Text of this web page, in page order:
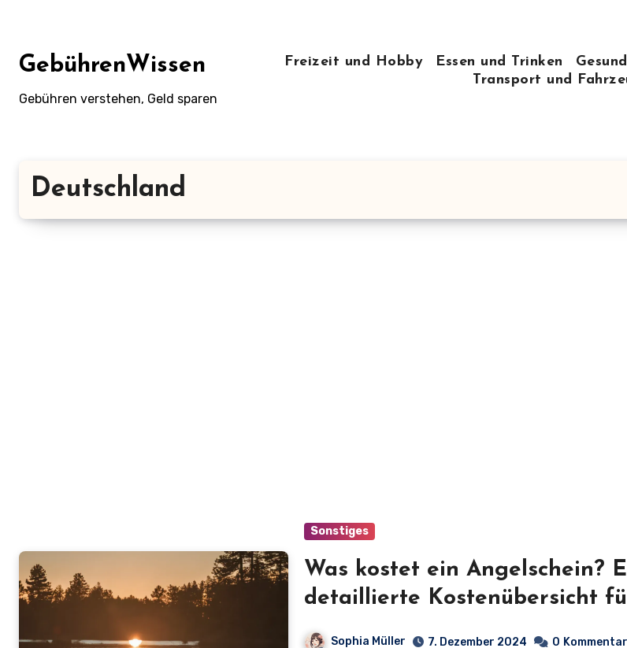
springen
GebührenWissen
Gebühren verstehen, Geld sparen
Freizeit und Hobby Essen und Trinken
Transport und
Deutschland
Sonstiges
Was kostet ein Angelschein?
detaillierte Kostenübersicht
Fischer in Deutschland
Sophia Müller 7. Dezember 2024 0 Kommentar